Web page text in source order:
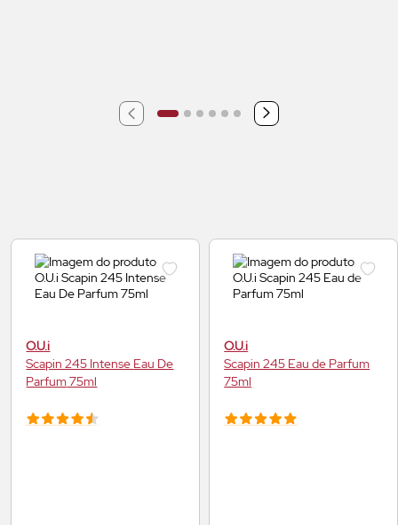
O.U.i
Scapin 245 Intense Eau De
Parfum75ml
O.U.i
Scapin 245 Eau de Parfum
75ml